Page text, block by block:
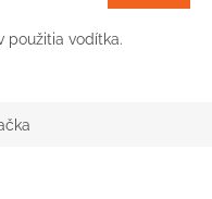
použitia vodítka.